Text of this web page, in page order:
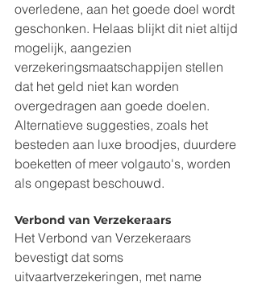
overledene, aan het goede doel wordt
geschonken. Helaas blijkt dit niet altijd
mogelijk, aangezien
verzekeringsmaatschappijen stellen
dat het geld niet kan worden
overgedragen aan goede doelen.
Alternatieve suggesties, zoals het
besteden aan luxe broodjes, duurdere
boeketten of meer volgauto's, worden
als ongepast beschouwd.
Verbond van Verzekeraars
Het Verbond van Verzekeraars
bevestigt dat soms
uitvaartverzekeringen, met name